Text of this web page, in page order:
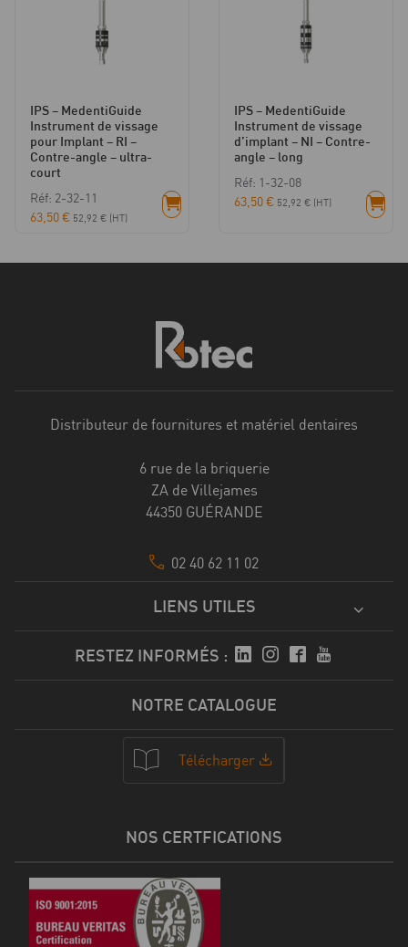
IPS – MedentiGuide
Instrument de vissage
pour Implant – RI –
Contre-angle – ultra-
court
Réf: 2-32-11
63,50€ 52,92 € (HT)
IPS – MedentiGuide
Instrument de vissage
d’implant – NI – Contre-
angle – long
Réf: 1-32-08
63,50€ 52,92 € (HT)
Distributeur de fournitures et matériel dentaires
6 rue de la briquerie
ZA de Villejames
44350 GUÉRANDE
02 40 62 11 02
LIENS UTILES
RESTEZ INFORMÉS :
NOTRE CATALOGUE
Télécharger
NOS CERTFICATIONS